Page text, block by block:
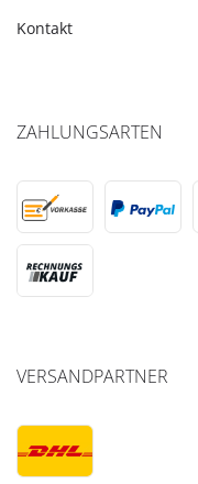
Kontakt
ZAHLUNGSARTEN
VERSANDPARTNER